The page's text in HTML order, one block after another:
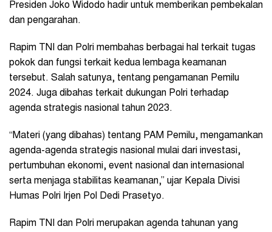
Presiden Joko Widodo hadir untuk memberikan pembekalan
dan pengarahan.
Rapim TNI dan Polri membahas berbagai hal terkait tugas
pokok dan fungsi terkait kedua lembaga keamanan
tersebut. Salah satunya, tentang pengamanan Pemilu
2024. Juga dibahas terkait dukungan Polri terhadap
agenda strategis nasional tahun 2023.
“Materi (yang dibahas) tentang PAM Pemilu, mengamankan
agenda-agenda strategis nasional mulai dari investasi,
pertumbuhan ekonomi, event nasional dan internasional
serta menjaga stabilitas keamanan,” ujar Kepala Divisi
Humas Polri Irjen Pol Dedi Prasetyo.
Rapim TNI dan Polri merupakan agenda tahunan yang